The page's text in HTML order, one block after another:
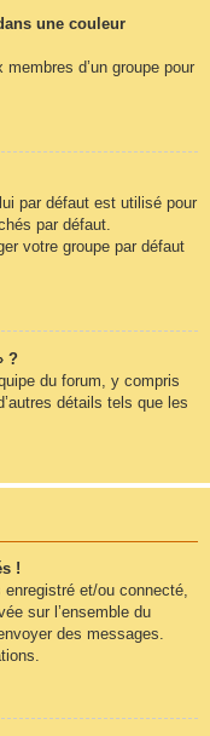
une couleur
membres d’un groupe pour
par défaut est utilisé pour
par défaut.
votre groupe par défaut
?
du forum, y compris
détails tels que les
!
et/ou connecté,
sur l’ensemble du
des messages.